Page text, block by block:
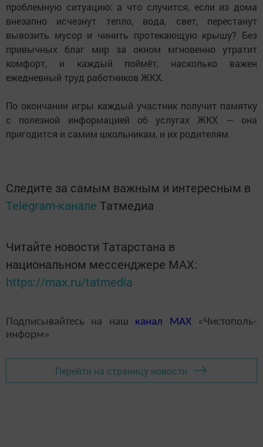
проблемную ситуацию: а что случится, если из дома
внезапно исчезнут тепло, вода, свет, перестанут
вывозить мусор и чинить протекающую крышу? Без
привычных благ мир за окном мгновенно утратит
комфорт, и каждый поймёт, насколько важен
ежедневный труд работников ЖКХ.
По окончании игры каждый участник получит памятку
с полезной информацией об услугах ЖКХ — она
пригодится и самим школьникам, и их родителям.
Следите за самым важным и интересным в
Telegram-канале Татмедиа
Читайте новости Татарстана в
национальном мессенджере MАХ:
https://max.ru/tatmedia
Подписывайтесь на наш канал MAX«Чистополь-
информ»
Перейти на страницу новости